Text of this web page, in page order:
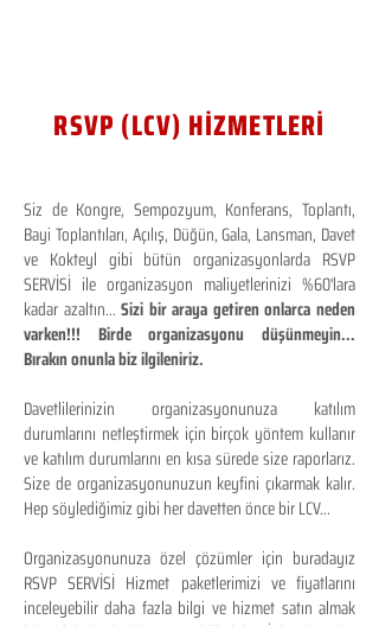
RSVP (LCV) HİZMETLERİ
Siz de Kongre, Sempozyum, Konferans, Toplantı,
Bayi Toplantıları, Açılış, Düğün, Gala, Lansman, Davet
ve Kokteyl gibi bütün organizasyonlarda RSVP
SERVİSİ ile organizasyon maliyetlerinizi %60'lara
kadar azaltın...Sizi bir araya getiren onlarca neden
varken!!! Birde organizasyonu düşünmeyin...
Bırakın onunla biz ilgileniriz.
Davetlilerinizin organizasyonunuza katılım
durumlarını netleştirmek için birçok yöntem kullanır
ve katılım durumlarını en kısa sürede size raporlarız.
Size de organizasyonunuzun keyfini çıkarmak kalır.
Hep söylediğimiz gibi her davetten önce bir LCV...
Organizasyonunuza özel çözümler için buradayız
RSVP SERVİSİ Hizmet paketlerimizi ve fiyatlarını
inceleyebilir daha fazla bilgi ve hizmet satın almak